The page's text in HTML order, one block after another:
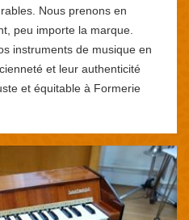
Nous prenons en
peu importe la marque.
instruments de musique en
et leur authenticité
et équitable à Formerie